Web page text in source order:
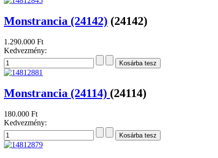
Monstrancia (24142) (24142)
1.290.000 Ft
Kedvezmény:
Monstrancia (24114) (24114)
180.000 Ft
Kedvezmény: